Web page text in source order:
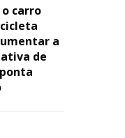
carro
a
de